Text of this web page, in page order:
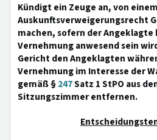
Kündigt ein Zeuge an, von einem
Auskunftsverweigerungsrecht
machen, sofern der Angeklagte
Vernehmung anwesend sein
Gericht den Angeklagten
Vernehmung im Interesse der
gemäß §247Satz 1 StPO aus
Sitzungszimmer entfernen.